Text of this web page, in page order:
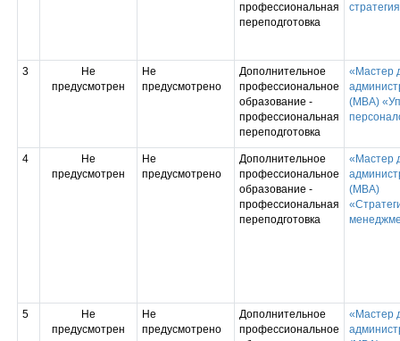
профессиональная
переподготовка
3
Не
предусмотрен
Не
предусмотрено
Дополнительное
профессиональное
образование -
профессиональная
переподготовка
«Мастер
(MBA)
4
Не
предусмотрен
Не
предусмотрено
Дополнительное
профессиональное
образование -
профессиональная
переподготовка
«Мастер
(MBA)
5
Не
предусмотрен
Не
предусмотрено
Дополнительное
профессиональное
«Мастер